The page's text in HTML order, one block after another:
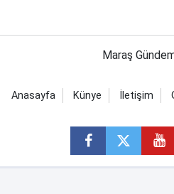
Maraş
Anasayfa Künye İletişim